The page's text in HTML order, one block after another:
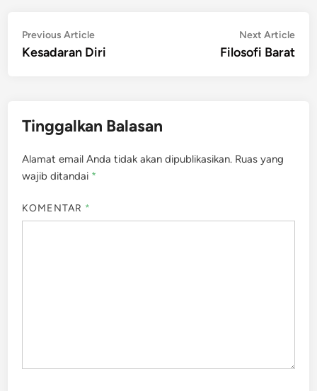
Navigasi
pos
Previous ArticlePrevious
article:
Kesadaran Diri
Next Article
Filosofi Barat
Tinggalkan Balasan
Alamat email Anda tidak akan dipublikasikan. Ruas yang
wajib ditandai *
KOMENTAR *